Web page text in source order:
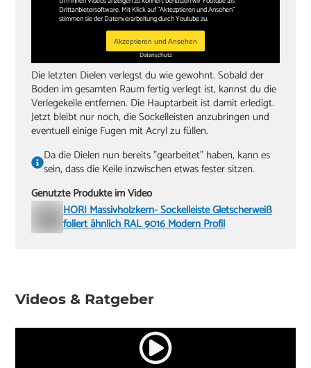
Drittanbietersoftware. Mit Klick auf "Aktezptieren und Ansehen"
stimmen sie der Datenverarbeitung durch Youtube zu.
Akzeptieren und Ansehen
Datenschutz
Die letzten Dielen verlegst du wie gewohnt. Sobald der
Boden im gesamten Raum fertig verlegt ist, kannst du die
Verlegekeile entfernen. Die Hauptarbeit ist damit erledigt.
Jetzt bleibt nur noch, die Sockelleisten anzubringen und
eventuell einige Fugen mit Acryl zu füllen.
Da die Dielen nun bereits "gearbeitet" haben, kann es
sein, dass die Keile inzwischen etwas fester sitzen.
Genutzte Produkte im Video
HORI Massivholzkern- Sockelleiste Gletscherweiß
foliert ähnlich RAL 9016 Modern Profil
Videos & Ratgeber